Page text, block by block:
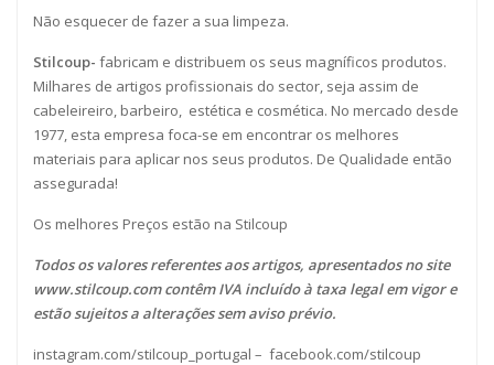
Não esquecer de fazer a sua limpeza.
Stilcoup- fabricam e distribuem os seus magníficos produtos.
Milhares de artigos profissionais do sector, seja assim de
cabeleireiro, barbeiro, estética e cosmética. No mercado desde
1977, esta empresa foca-se em encontrar os melhores
materiais para aplicar nos seus produtos. De Qualidade então
assegurada!
Os melhores Preços estão na Stilcoup
Todos os valores referentes aos artigos, apresentados no site
www.stilcoup.comcontêm IVA incluído à taxa legal em vigor e
estão sujeitos a alterações sem aviso prévio.
instagram.com/stilcoup_portugal – facebook.com/stilcoup